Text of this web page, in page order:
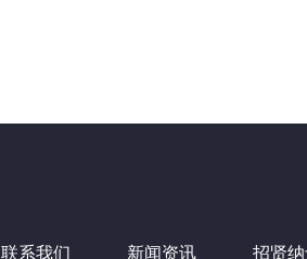
联系我们 新闻资讯 招贤